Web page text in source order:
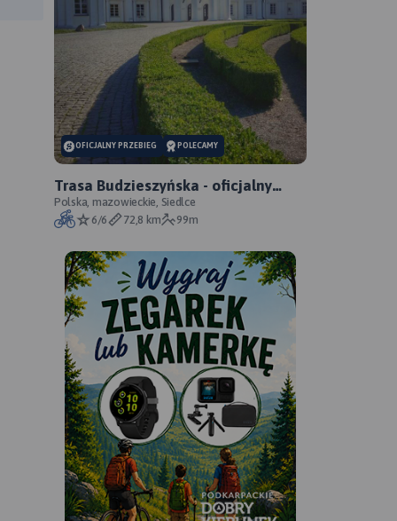
OFICJALNY PRZEBIEG POLECAMY
Trasa Budzieszyńska - oficjalny
przebieg szlaku
Polska, mazowieckie, Siedlce
6/6
72,8 km 99m